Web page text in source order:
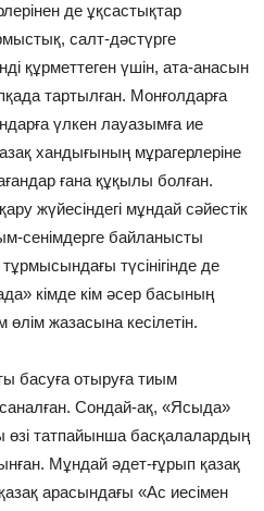
де ұқсастықтар
салт-дәстүрге
құрметтеген үшін, ата-анасын
тартылған. Монғолдарға
үлкен лауазымға ие
хандығының мұрагерлеріне
ғана құқылы болған.
жүйесіндегі мұндай сәйестік
сенімдерге байланысты
түсінігінде де
кімде кім әсер басының
жазасына кесілетін.
басуға отыруға тиым
Сондай-ақ, «Ясыда»
өзі татпайынша басқалалардың
Мұндай әдет-ғұрып қазақ
арасындағы «Ас иесімен